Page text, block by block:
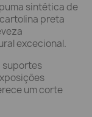
sintética de
preta
excecional.
suportes
um corte